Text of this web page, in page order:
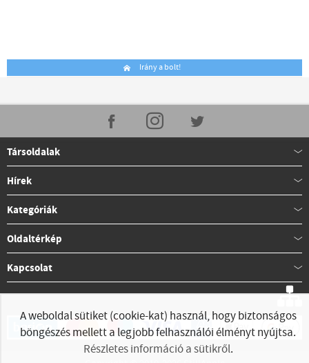
Irány a bolt!
Társoldalak
Hírek
Kategóriák
Oldaltérkép
Kapcsolat
A weboldal sütiket (cookie-kat) használ, hogy biztonságos
böngészés mellett a legjobb felhasználói élményt nyújtsa.
Részletes információ a sütikről.